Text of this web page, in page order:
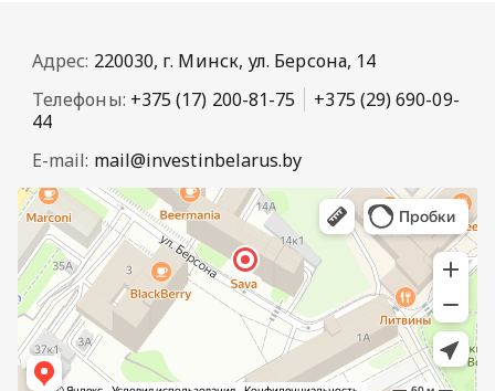
Адрес: 220030, г. Минск, ул. Берсона, 14
Телефоны: +375 (17) 200-81-75
+375 (29) 690-09-
44
E-mail: mail@investinbelarus.by